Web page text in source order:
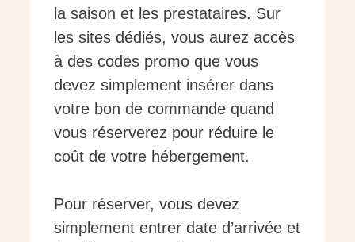
la saison et les prestataires. Sur
les sites dédiés, vous aurez accès
à des codes promo que vous
devez simplement insérer dans
votre bon de commande quand
vous réserverez pour réduire le
coût de votre hébergement.
Pour réserver, vous devez
simplement entrer date d’arrivée et